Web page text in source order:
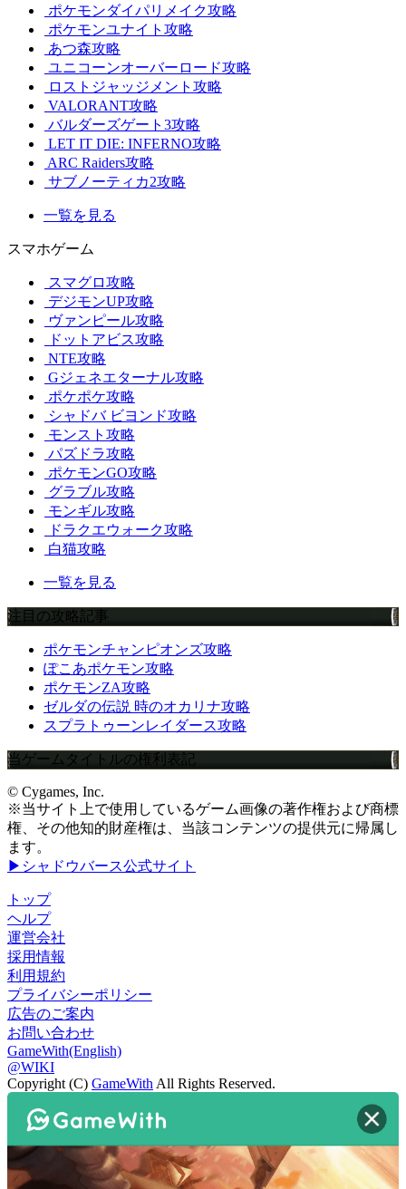
ポケモンダイパリメイク攻略
ポケモンユナイト攻略
あつ森攻略
ユニコーンオーバーロード攻略
ロストジャッジメント攻略
VALORANT攻略
バルダーズゲート3攻略
LET IT DIE: INFERNO攻略
ARC Raiders攻略
サブノーティカ2攻略
一覧を見る
スマホゲーム
スマグロ攻略
デジモンUP攻略
ヴァンピール攻略
ドットアビス攻略
NTE攻略
Gジェネエターナル攻略
ポケポケ攻略
シャドバ ビヨンド攻略
モンスト攻略
パズドラ攻略
ポケモンGO攻略
グラブル攻略
モンギル攻略
ドラクエウォーク攻略
白猫攻略
一覧を見る
注目の攻略記事
ポケモンチャンピオンズ攻略
ぽこあポケモン攻略
ポケモンZA攻略
ゼルダの伝説 時のオカリナ攻略
スプラトゥーンレイダース攻略
当ゲームタイトルの権利表記
© Cygames, Inc.
※当サイト上で使用しているゲーム画像の著作権および商標
権、その他知的財産権は、当該コンテンツの提供元に帰属し
ます。
▶シャドウバース公式サイト
トップ
ヘルプ
運営会社
採用情報
利用規約
プライバシーポリシー
広告のご案内
お問い合わせ
GameWith(English)
@WIKI
Copyright (C) GameWith All Rights Reserved.